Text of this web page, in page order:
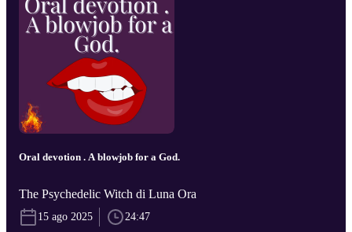
Oral devotion . A blowjob for a God.
The Psychedelic Witch di Luna Ora
15 ago 2025 24:47